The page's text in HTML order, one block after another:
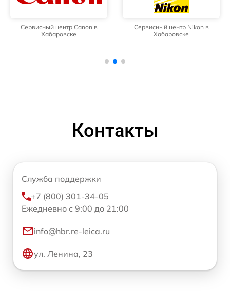
Сервисный центр Canon в
Хабаровске
Сервисный центр Nikon в
Хабаровске
Контакты
Служба поддержки
+7 (800) 301-34-05
Ежедневно с 9:00 до 21:00
info@hbr.re-leica.ru
ул. Ленина, 23